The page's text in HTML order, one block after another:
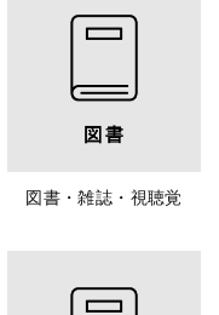
図書・雑誌・視聴覚